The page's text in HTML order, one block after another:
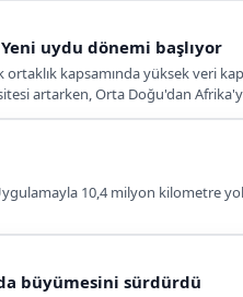
uydu dönemi başlıyor
kapsamında yüksek veri
artarken, Orta Doğu'dan
10,4 milyon kilometre
büyümesini sürdürdü